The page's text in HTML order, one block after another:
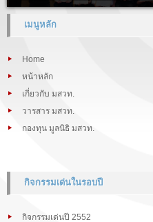
เมนูหลัก
Home
หน้าหลัก
เกี่ยวกับ มสวท.
วารสาร มสวท.
กองทุน มูลนิธิ มสวท.
กิจกรรมเด่นในรอบปี
กิจกรรมเด่นปี 2552